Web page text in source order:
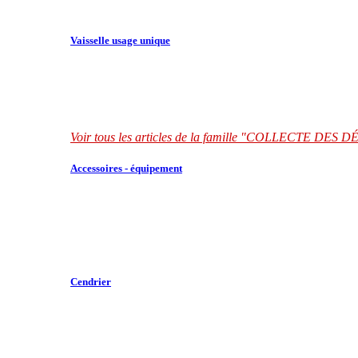
Vaisselle usage unique
Voir tous les articles de la famille "COLLECTE DES
Accessoires - équipement
Cendrier